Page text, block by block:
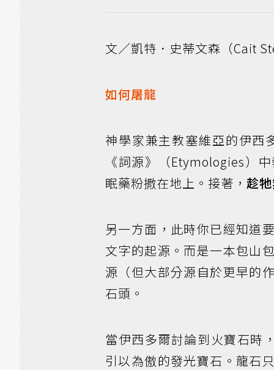
文／凱特．史蒂文森（Cait
如何屠龍
神學家兼主教塞維亞的伊
《詞源》（Etymologies）
眠藥粉撒在地上。接著， 趁
另一方面，此時你已經知道
文字的起源。而是一本包山
源（但大部分源自於更早的
石頭。
當伊西多爾討論到火寶石時
引以為傲的發光寶石。龍石